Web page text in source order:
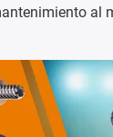
al